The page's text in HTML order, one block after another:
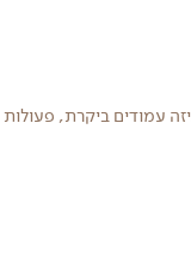
עמודים ביקרת,